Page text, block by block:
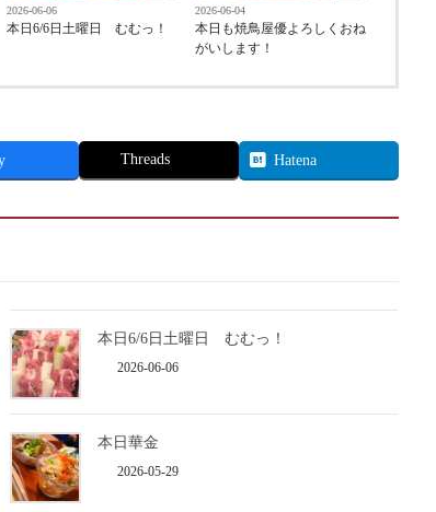
2026-06-06
本日6/6日土曜日 むむっ！
2026-06-04
本日も焼鳥屋優よろしくおね
がいします！
Threads Hatena
本日6/6日土曜日 むむっ！
2026-06-06
本日華金
2026-05-29